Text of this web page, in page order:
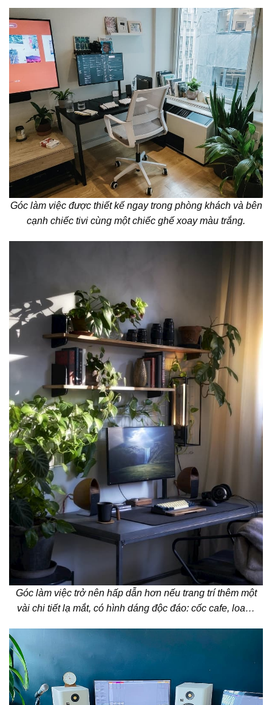
Góc làm việc được thiết kế ngay trong phòng khách và bên
cạnh chiếc tivi cùng một chiếc ghế xoay màu trắng.
Góc làm việc trở nên hấp dẫn hơn nếu trang trí thêm một
vài chi tiết lạ mắt, có hình dáng độc đáo: cốc cafe, loa…